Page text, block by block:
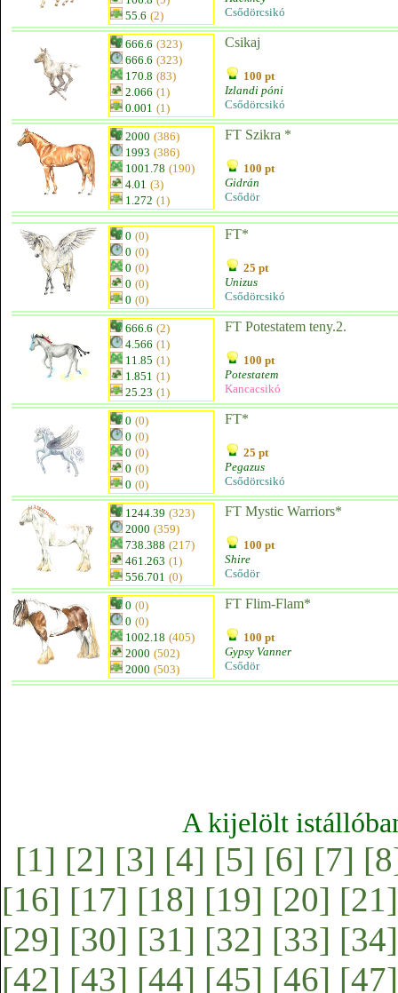
55.6 (2)
Csődörcsikó
666.6 (323)
666.6 (323)
170.8 (83)
2.066 (1)
0.001 (1)
Csikaj
100 pt
Izlandi póni
Csődörcsikó
2000 (386)
1993 (386)
1001.78 (190)
4.01 (3)
1.272 (1)
FT Szikra *
100 pt
Gidrán
Csődör
0 (0)
0 (0)
0 (0)
0 (0)
0 (0)
FT*
25 pt
Unizus
Csődörcsikó
666.6 (2)
4.566 (1)
11.85 (1)
1.851 (1)
25.23 (1)
FT Potestatem teny.2.
100 pt
Potestatem
Kancacsikó
0 (0)
0 (0)
0 (0)
0 (0)
0 (0)
FT*
25 pt
Pegazus
Csődörcsikó
1244.39 (323)
2000 (359)
738.388 (217)
461.263 (1)
556.701 (0)
FT Mystic Warriors*
100 pt
Shire
Csődör
0 (0)
0 (0)
1002.18 (405)
2000 (502)
2000 (503)
FT Flim-Flam*
100 pt
Gypsy Vanner
Csődör
A kijelölt
[1] [2] [3] [4] [5] [6] [7]
[16] [17] [18] [19] [20] [21]
[29] [30] [31] [32] [33] [34]
[42] [43] [44] [45] [46] [47]